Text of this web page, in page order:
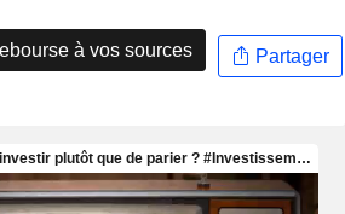
à vos sources Partager